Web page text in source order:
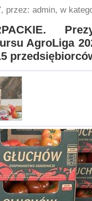
przez: admin, w
AgroLiga